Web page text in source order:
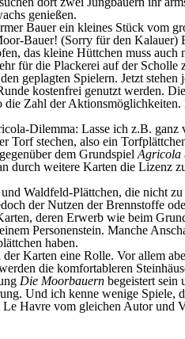
genießen.
Bauer ein kleines Stück vom
Bauer! (Sorry für den Kalauer)
das kleine Hüttchen muss
für die Plackerei auf der
geplagten Spielern. Jetzt
kostenfrei genutzt werden.
die Zahl der
Dilemma: Lasse ich z.B.
Torf stechen, also ein
dem Grundspiel Agricola
durch weitere Karten die Lizenz
Waldfeld-Plättchen, die nicht
der Nutzen der Brennstoffe
deren Erwerb wie beim
Personenstein. Manche
haben.
Karten eine Rolle. Vor allem
die komfortableren
Die Moorbauern begeistert sein
Und ich kenne wenige Spiele,
Havre vom gleichen Autor und